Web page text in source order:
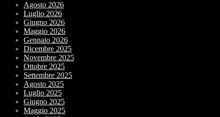
Agosto 2026
Luglio 2026
Giugno 2026
Maggio 2026
Gennaio 2026
Dicembre 2025
Novembre 2025
Ottobre 2025
Settembre 2025
Agosto 2025
Luglio 2025
Giugno 2025
Maggio 2025